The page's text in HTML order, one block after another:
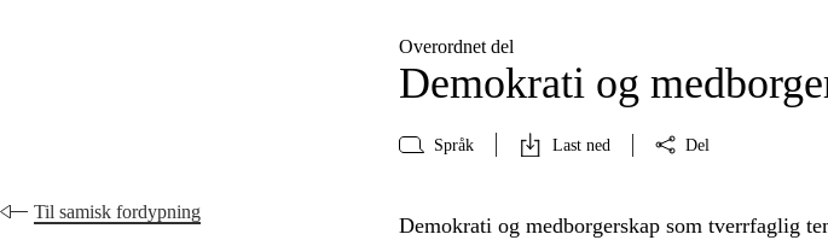
Overordnet del
Demokrati og
Språk Last ned Del
Til samisk fordypning
Demokrati og medborgerskap som tverrfaglig